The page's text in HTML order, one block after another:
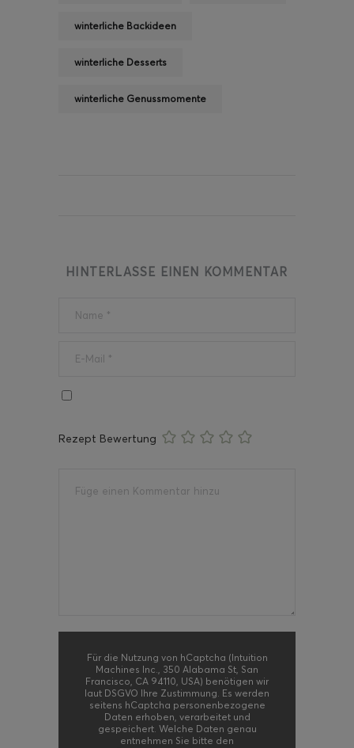
winterliche Backideen
winterliche Desserts
winterliche Genussmomente
HINTERLASSE EINEN KOMMENTAR
Rezept Bewertung
Für die Nutzung von hCaptcha (Intuition
Machines Inc., 350 Alabama St, San
Francisco, CA 94110, USA) benötigen wir
laut DSGVO Ihre Zustimmung. Es werden
seitens hCaptcha personenbezogene
Daten erhoben, verarbeitet und
gespeichert. Welche Daten genau
entnehmen Sie bitte den